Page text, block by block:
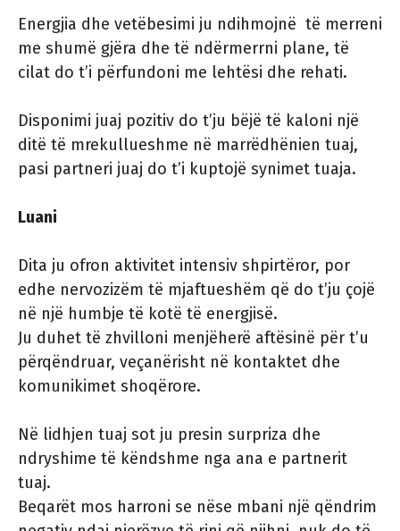
Energjia dhe vetëbesimi ju ndihmojnë të merreni
me shumë gjëra dhe të ndërmerrni plane, të
cilat do t’i përfundoni me lehtësi dhe rehati.
Disponimi juaj pozitiv do t’ju ​​bëjë të kaloni një
ditë të mrekullueshme në marrëdhënien tuaj,
pasi partneri juaj do t’i kuptojë synimet tuaja.
Luani
Dita ju ofron aktivitet intensiv shpirtëror, por
edhe nervozizëm të mjaftueshëm që do t’ju ​​çojë
në një humbje të kotë të energjisë.
Ju duhet të zhvilloni menjëherë aftësinë për t’u
përqëndruar, veçanërisht në kontaktet dhe
komunikimet shoqërore.
Në lidhjen tuaj sot ju presin surpriza dhe
ndryshime të këndshme nga ana e partnerit
tuaj.
Beqarët mos harroni se nëse mbani një qëndrim